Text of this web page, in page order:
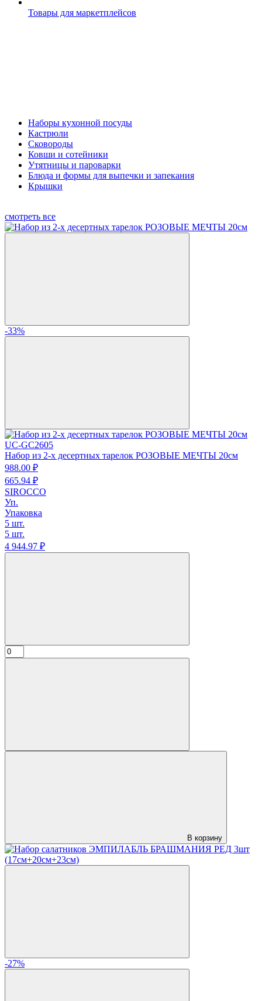
Товары для маркетплейсов
Наборы кухонной посуды
Кастрюли
Сковороды
Ковши и сотейники
Утятницы и пароварки
Блюда и формы для выпечки и запекания
Крышки
смотреть все
-33%
UC-GC2605
Набор из 2-х десертных тарелок РОЗОВЫЕ МЕЧТЫ 20см
988.00 ₽
665.94 ₽
SIROCCO
Уп.
Упаковка
5 шт.
5 шт.
4 944.97 ₽
В корзину
-27%